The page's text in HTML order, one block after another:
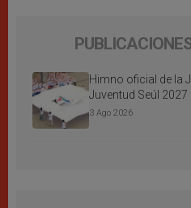
Himno oficial de la
Juventud Seúl 2027
3 Ago 2026